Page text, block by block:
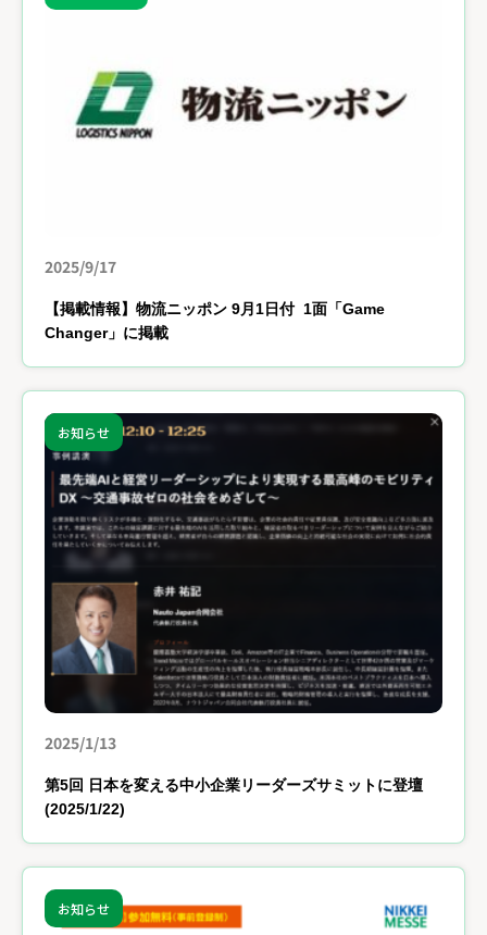
2025/9/17
【掲載情報】物流ニッポン 9月1日付 1面「Game
Changer」に掲載
お知らせ
2025/1/13
第5回 日本を変える中小企業リーダーズサミットに登壇
(2025/1/22)
お知らせ